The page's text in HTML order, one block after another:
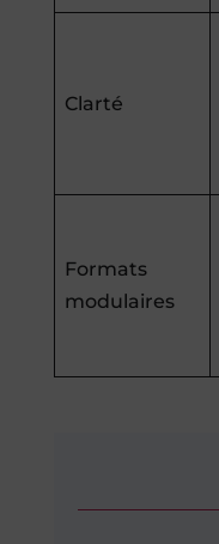
Clarté
Formats
modulaires